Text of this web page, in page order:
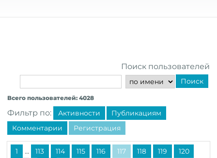
Поиск пользователей
Поиск
Всего пользователей: 4028
Фильтр по: Активности
Публикациям
Комментарии
Регистрация
1 ... 113 114 115 116 117 118 119
120